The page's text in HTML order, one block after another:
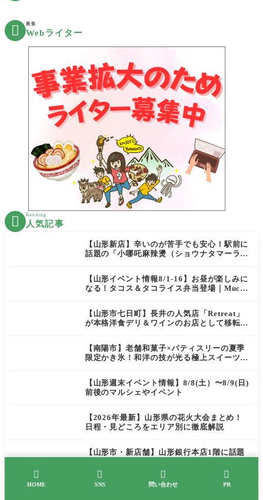
 募集
Webライター
 Ranking
人気記事
【山形新店】辛いのが苦手でも安心！駅前に
話題の「小哪吒麻辣燙（ショウナタマーラー
【山形イベント情報8/1-16】お昼が楽しみに
なる！タコス＆タコライス弁当登場｜Mucha
【山形市七日町】長井の人気店「Retreat」
が本格洋食デリ＆ワインのお店として移転オ
【南陽市】老舗和菓子×パティスリーの夏季
限定かき氷！和洋の技が光る極上スイーツ｜
【山形週末イベント情報】8/8(土）〜8/9(日)
前後のマルシェやイベント
【2026年最新】山形県の花火大会まとめ！
日程・見どころをエリア別に徹底解説
【山形市・新店舗】山形銀行本店1階に話題
ご褒美にぴったりの絶品ケーキを実食レポ
【山形週末イベント情報】8/1(土）〜8/2(日)

HOME

SNS

問い合わせ

PR